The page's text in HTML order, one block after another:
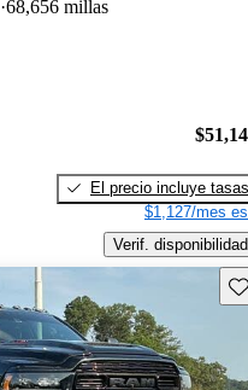
68,656 millas
El precio incluye tasas
$1,127/mes
Verif. disponibilidad